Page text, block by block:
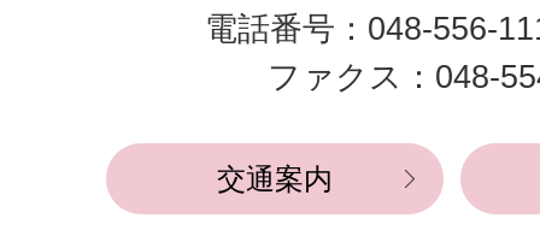
役
所
電話番号：048-556-
ファクス：048-
交通案内